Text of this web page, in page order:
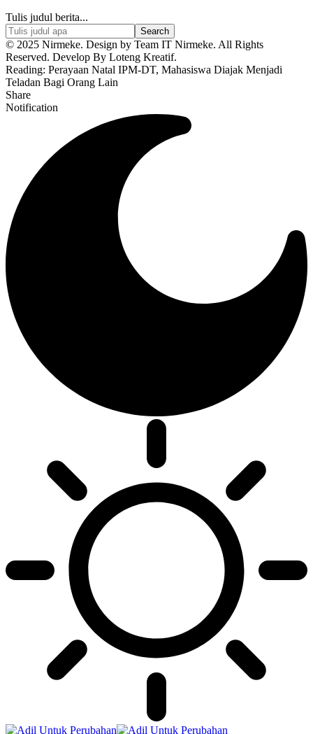
Tulis judul berita...
© 2025 Nirmeke. Design by Team IT Nirmeke. All Rights
Reserved. Develop By Loteng Kreatif.
Reading: Perayaan Natal IPM-DT, Mahasiswa Diajak Menjadi
Teladan Bagi Orang Lain
Share
Notification